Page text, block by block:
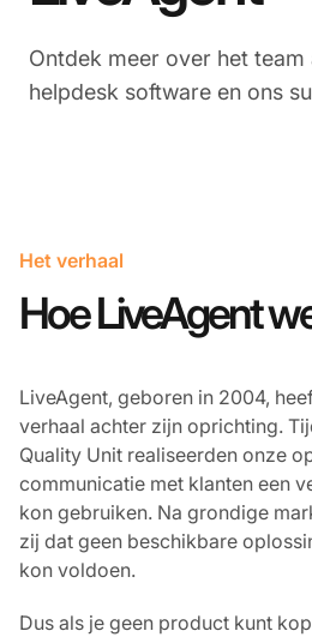
Ontdek meer over het team
helpdesk software en ons
Het verhaal
Hoe LiveAgent
LiveAgent, geboren in 2004,
verhaal achter zijn oprichting.
Quality Unit realiseerden onze
communicatie met klanten een
kon gebruiken. Na grondige
zij dat geen beschikbare
kon voldoen.
Dus als je geen product kunt